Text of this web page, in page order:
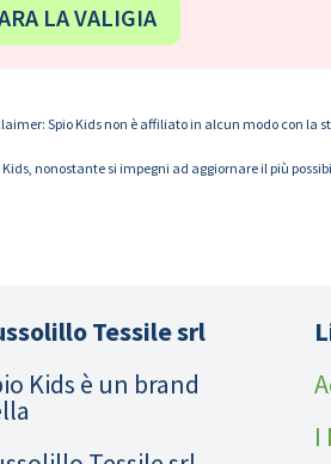
LA VALIGIA
Spio Kids non è affiliato in alcun modo con la
Kids, nonostante si impegni ad aggiornare il più
Tessile srl
Kids è un brand
I